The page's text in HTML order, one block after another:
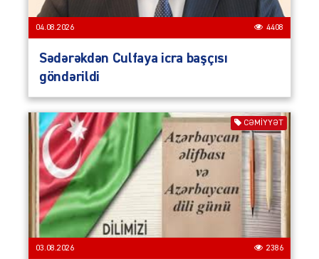
04.08.2026 4408
Sədərəkdən Culfaya icra başçısı
göndərildi
CƏMIYYƏT
03.08.2026 2386